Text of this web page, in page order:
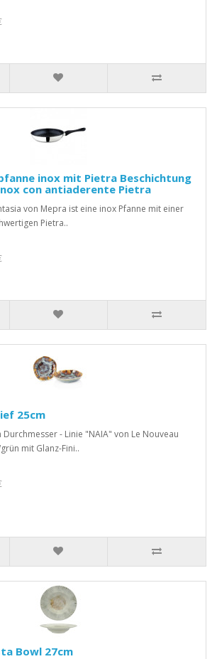
inox mit Pietra Beschichtung
con antiaderente Pietra
von Mepra ist eine inox Pfanne mit einer
Pietra..
25cm
- Linie "NAIA" von Le Nouveau
mit Glanz-Fini..
Bowl 27cm